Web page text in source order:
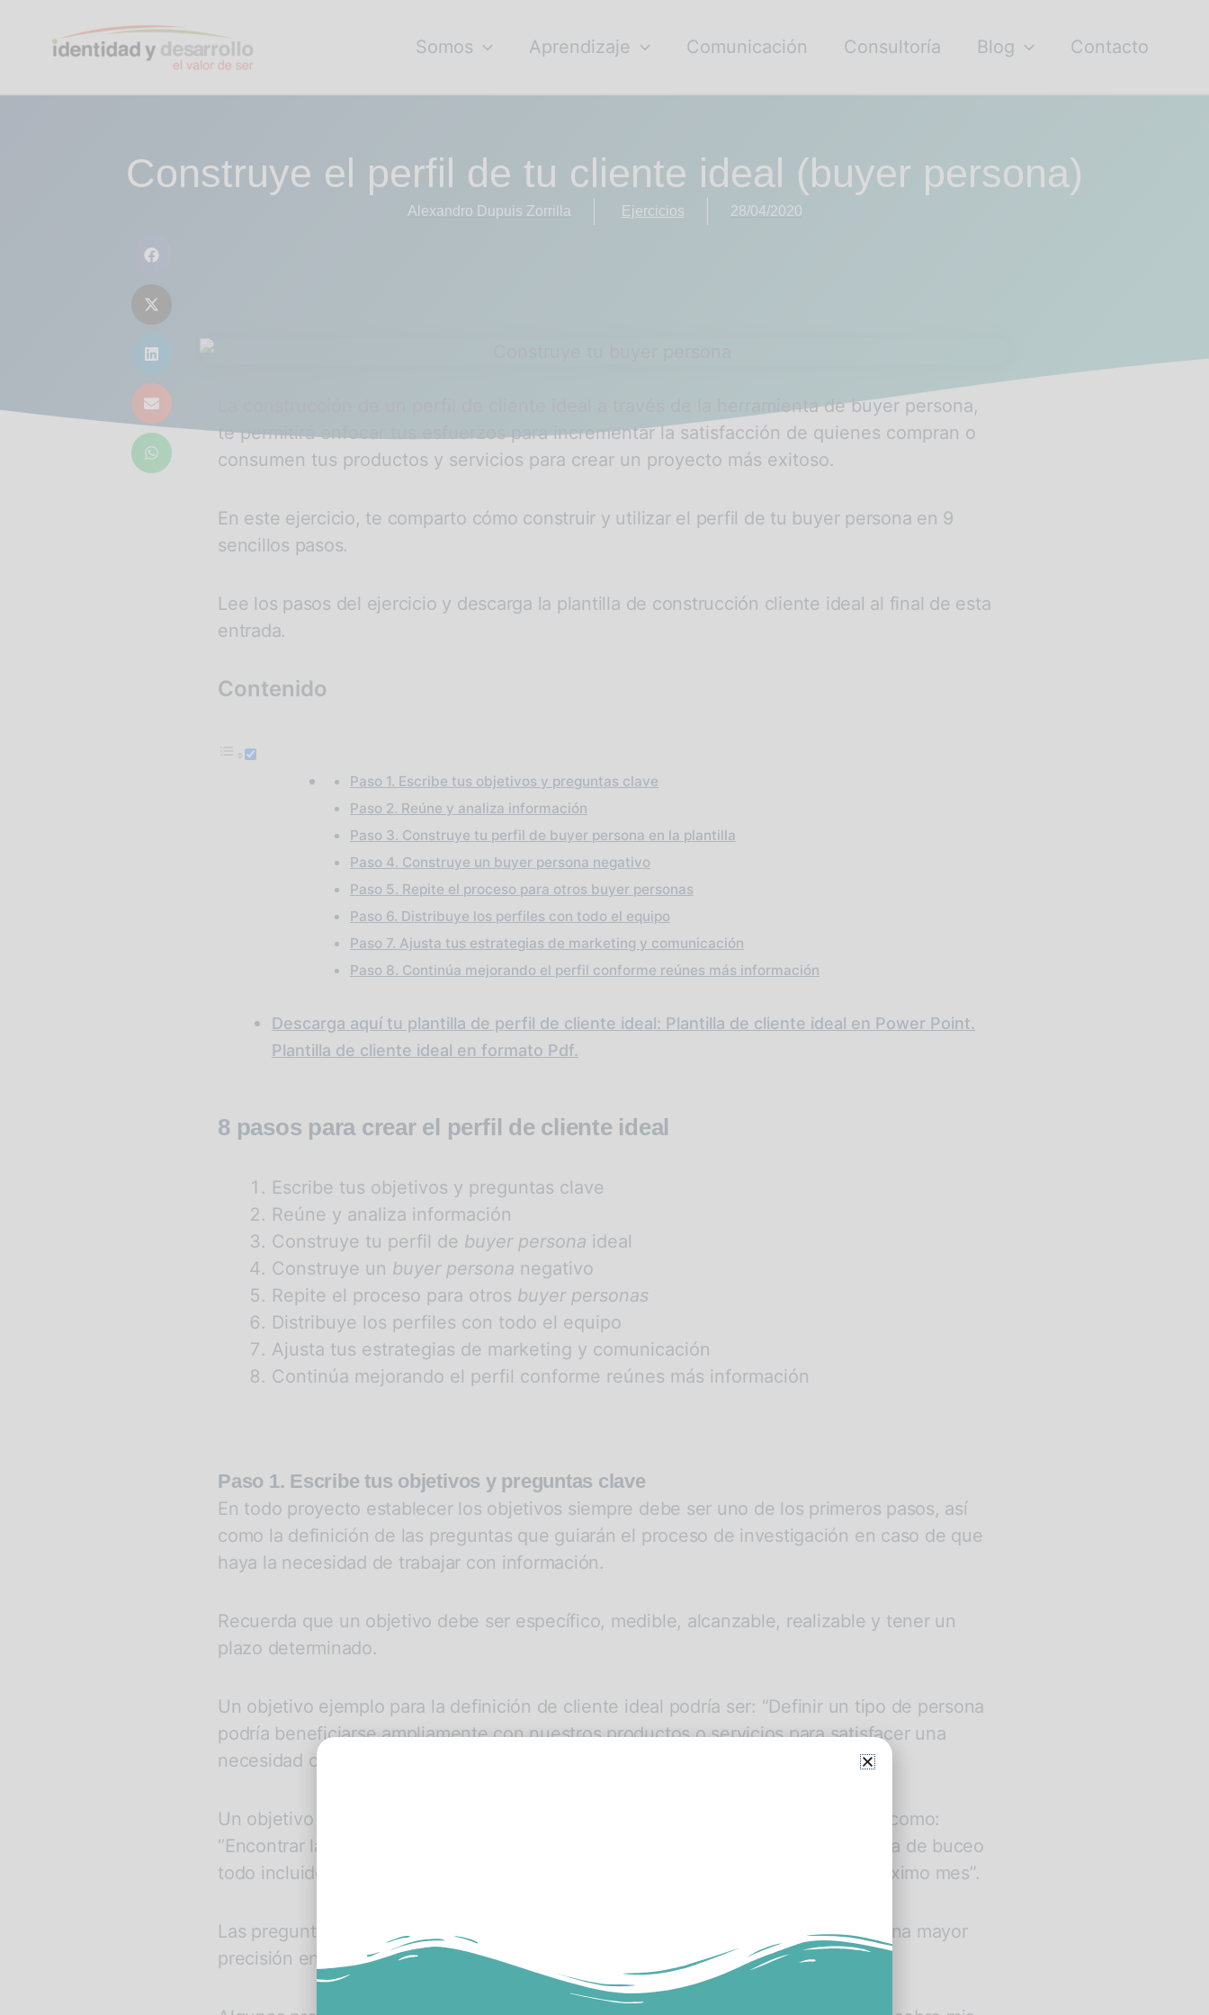
Somos Aprendizaje Comunicación Consultoría Blog Contacto
Construye el perfil de tu cliente ideal (buyer persona)
Alexandro Dupuis Zorrilla Ejercicios 28/04/2020
La construcción de un perfil de cliente ideal a través de la herramienta de buyer persona,
te permitirá enfocar tus esfuerzos para incrementar la satisfacción de quienes compran o
consumen tus productos y servicios para crear un proyecto más exitoso.
En este ejercicio, te comparto cómo construir y utilizar el perfil de tu buyer persona en 9
sencillos pasos.
Lee los pasos del ejercicio y descarga la plantilla de construcción cliente ideal al final de esta
entrada.
Contenido
Paso 1. Escribe tus objetivos y preguntas clave
Paso 2. Reúne y analiza información
Paso 3. Construye tu perfil de buyer persona en la plantilla
Paso 4. Construye un buyer persona negativo
Paso 5. Repite el proceso para otros buyer personas
Paso 6. Distribuye los perfiles con todo el equipo
Paso 7. Ajusta tus estrategias de marketing y comunicación
Paso 8. Continúa mejorando el perfil conforme reúnes más información
Descarga aquí tu plantilla de perfil de cliente ideal: Plantilla de cliente ideal en Power Point.
Plantilla de cliente ideal en formato Pdf.
8 pasos para crear el perfil de cliente ideal
Escribe tus objetivos y preguntas clave
Reúne y analiza información
Construye tu perfil de buyer persona ideal
Construye un buyer persona negativo
Repite el proceso para otros buyer personas
Distribuye los perfiles con todo el equipo
Ajusta tus estrategias de marketing y comunicación
Continúa mejorando el perfil conforme reúnes más información
Paso 1. Escribe tus objetivos y preguntas clave
En todo proyecto establecer los objetivos siempre debe ser uno de los primeros pasos, así
como la definición de las preguntas que guiarán el proceso de investigación en caso de que
haya la necesidad de trabajar con información.
Recuerda que un objetivo debe ser específico, medible, alcanzable, realizable y tener un
plazo determinado.
Un objetivo ejemplo para la definición de cliente ideal podría ser: “Definir un tipo de persona
podría beneficiarse ampliamente con nuestros productos o servicios para satisfacer una
necesidad o sueño específico, para la próxima semana”.
Un objetivo todavía mejor, se relacionaría con tu negocio y sería más específico, como:
“Encontrar las características clave de un cliente que busque vivir una experiencia de buceo
todo incluido durante temporada bajas, el plazo para identificar su perfil es el próximo mes”.
Las preguntas clave, también te ayudarán a orientar tu investigación para tener una mayor
precisión en los datos obtenidos de los clientes.